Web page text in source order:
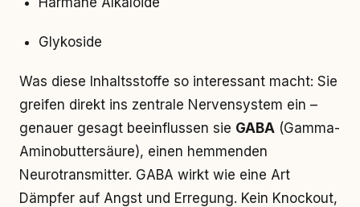
Glykoside
Was diese Inhaltsstoffe so interessant macht: Sie
greifen direkt ins zentrale Nervensystem ein –
genauer gesagt beeinflussen sie GABA (Gamma-
Aminobuttersäure), einen hemmenden
Neurotransmitter. GABA wirkt wie eine Art
Dämpfer auf Angst und Erregung. Kein Knockout,